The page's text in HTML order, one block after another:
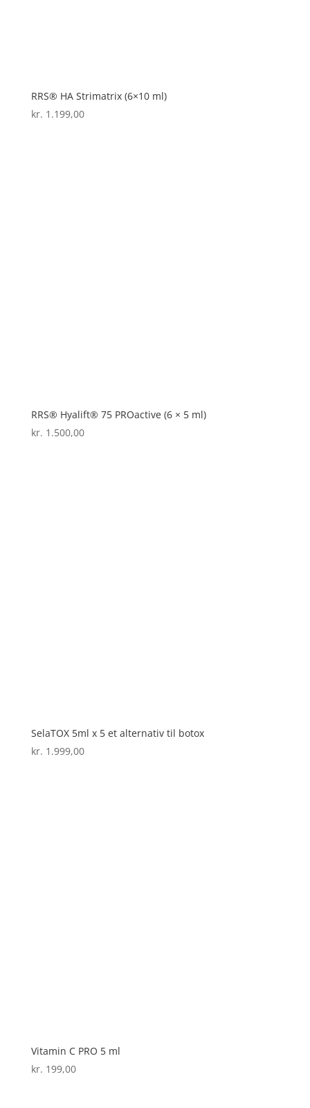
RRS® HA Strimatrix (6×10 ml)
kr. 1.199,00
RRS® Hyalift® 75 PROactive (6 × 5 ml)
kr. 1.500,00
SelaTOX 5ml x 5 et alternativ til botox
kr. 1.999,00
Vitamin C PRO 5 ml
kr. 199,00